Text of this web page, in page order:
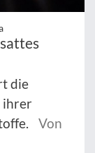
die
ihrer
Von